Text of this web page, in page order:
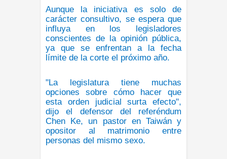
Aunque la iniciativa es solo de
carácter consultivo, se espera que
influya en los legisladores
conscientes de la opinión pública,
ya que se enfrentan a la fecha
límite de la corte el próximo año.
"La legislatura tiene muchas
opciones sobre cómo hacer que
esta orden judicial surta efecto",
dijo el defensor del referéndum
Chen Ke, un pastor en Taiwán y
opositor al matrimonio entre
personas del mismo sexo.